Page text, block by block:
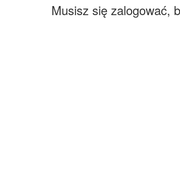
Musisz się zalogować,